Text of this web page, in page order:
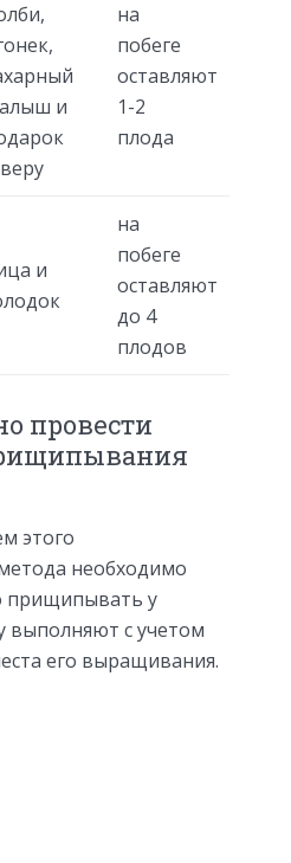
и
на
побеге
оставляют
1-2
плода
и
на
побеге
оставляют
до 4
плодов
провести
этого
необходимо
прищипывать у
выполняют с учетом
его выращивания.